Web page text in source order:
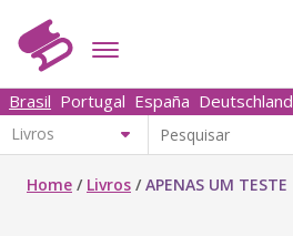
Brasil Portugal España Deutschland
Home / Livros /APENAS UM TESTE